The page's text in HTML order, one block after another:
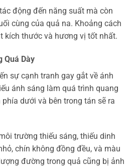
động đến năng suất mà còn
cùng của quả na. Khoảng cách
kích thước và hương vị tốt nhất.
Quá Dày
sự cạnh tranh gay gắt về ánh
ánh sáng làm quá trình quang
dưới và bên trong tán sẽ ra
trường thiếu sáng, thiếu dinh
chín không đồng đều, và màu
đường trong quả cũng bị ảnh